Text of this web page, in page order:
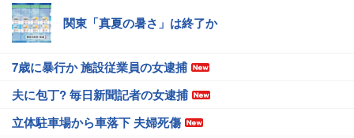
関東「真夏の暑さ」は終了か
7歳に暴行か 施設従業員の女逮捕
夫に包丁? 毎日新聞記者の女逮捕
立体駐車場から車落下 夫婦死傷